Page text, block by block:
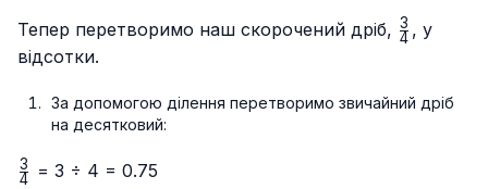
{12 ÷
3}
Тепер перетворимо наш скорочений дріб, \frac{3}
4
3 , у
відсотки.
За допомогою ділення перетворимо звичайний дріб
на десятковий:
\frac{3}
4
3 = 3 ÷ 4 = 0.75